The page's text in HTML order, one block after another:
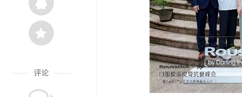
评论